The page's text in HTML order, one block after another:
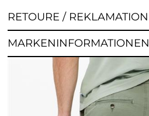
RETOURE / REKLAMATION
MARKENINFORMATIONEN